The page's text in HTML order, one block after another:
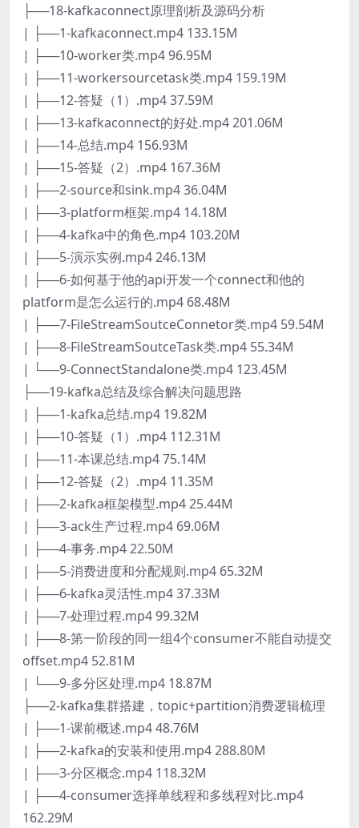
├──18-kafkaconnect原理剖析及源码分析
| ├──1-kafkaconnect.mp4 133.15M
| ├──10-worker类.mp4 96.95M
| ├──11-workersourcetask类.mp4 159.19M
| ├──12-答疑（1）.mp4 37.59M
| ├──13-kafkaconnect的好处.mp4 201.06M
| ├──14-总结.mp4 156.93M
| ├──15-答疑（2）.mp4 167.36M
| ├──2-source和sink.mp4 36.04M
| ├──3-platform框架.mp4 14.18M
| ├──4-kafka中的角色.mp4 103.20M
| ├──5-演示实例.mp4 246.13M
| ├──6-如何基于他的api开发一个connect和他的
platform是怎么运行的.mp4 68.48M
| ├──7-FileStreamSoutceConnetor类.mp4 59.54M
| ├──8-FileStreamSoutceTask类.mp4 55.34M
| └──9-ConnectStandalone类.mp4 123.45M
├──19-kafka总结及综合解决问题思路
| ├──1-kafka总结.mp4 19.82M
| ├──10-答疑（1）.mp4 112.31M
| ├──11-本课总结.mp4 75.14M
| ├──12-答疑（2）.mp4 11.35M
| ├──2-kafka框架模型.mp4 25.44M
| ├──3-ack生产过程.mp4 69.06M
| ├──4-事务.mp4 22.50M
| ├──5-消费进度和分配规则.mp4 65.32M
| ├──6-kafka灵活性.mp4 37.33M
| ├──7-处理过程.mp4 99.32M
| ├──8-第一阶段的同一组4个consumer不能自动提交
offset.mp4 52.81M
| └──9-多分区处理.mp4 18.87M
├──2-kafka集群搭建，topic+partition消费逻辑梳理
| ├──1-课前概述.mp4 48.76M
| ├──2-kafka的安装和使用.mp4 288.80M
| ├──3-分区概念.mp4 118.32M
| ├──4-consumer选择单线程和多线程对比.mp4
162.29M